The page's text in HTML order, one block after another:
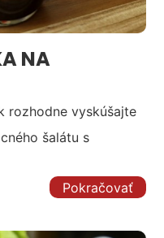
NA
rozhodne vyskúšajte
šalátu s
Pokračovať